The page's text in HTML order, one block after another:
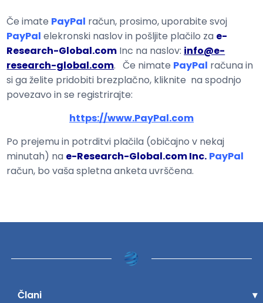
Če imate PayPal račun, prosimo, uporabite svoj
PayPal elekronski naslov in pošljite plačilo za e-
Research-Global.com Inc na naslov: info@e-
research-global.com. Če nimate PayPal računa in
si ga želite pridobiti brezplačno, kliknite na spodnjo
povezavo in se registrirajte:
https://www.PayPal.com
Po prejemu in potrditvi plačila (običajno v nekaj
minutah) na e-Research-Global.com Inc. PayPal
račun, bo vaša spletna anketa uvrščena.
Člani